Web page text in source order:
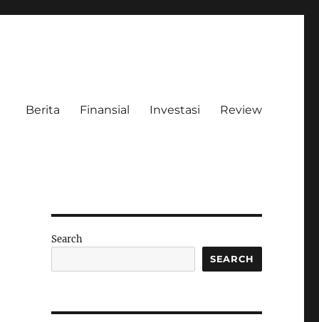
Berita Finansial Investasi Review
Search
SEARCH